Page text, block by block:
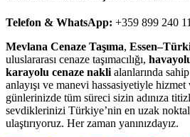
Telefon & WhatsApp: +359 899 240
Mevlana Cenaze Taşıma,
uluslararası cenaze taşımacılığı,
karayolu cenaze nakli alanlarında
anlayışı ve manevi hassasiyetiyle
günlerinizde tüm süreci sizin adınıza
sevdiklerinizi Türkiye’nin en uzak
ulaştırıyoruz. Her zaman yanınızdayız.